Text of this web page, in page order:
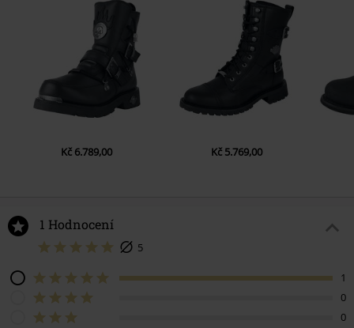
Kč 6.789,00 Kč 5.769,00
1 Hodnocení
5
1
0
0